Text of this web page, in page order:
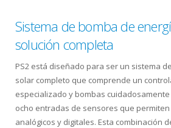
Sistema de bomba de
solución completa
PS2 está diseñado para ser un sistema
solar completo que comprende un
especializado y bombas
ocho entradas de sensores que
analógicos y digitales. Esta combinación